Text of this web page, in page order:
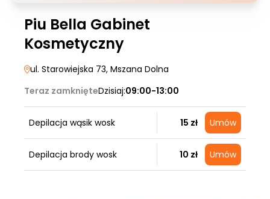
Piu Bella Gabinet
Kosmetyczny
ul. Starowiejska 73, Mszana Dolna
Teraz zamknięteDzisiaj:09:00-13:00
Depilacja wąsik wosk 15 zł Umów
Depilacja brody wosk 10 zł Umów